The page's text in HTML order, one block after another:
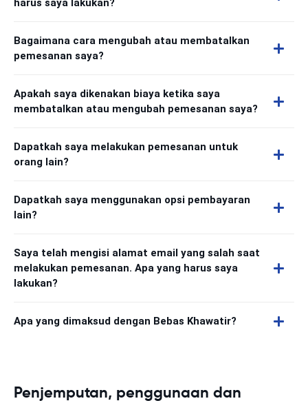
harus saya lakukan?
Bagaimana cara mengubah atau membatalkan
pemesanan saya?
Apakah saya dikenakan biaya ketika saya
membatalkan atau mengubah pemesanan saya?
Dapatkah saya melakukan pemesanan untuk
orang lain?
Dapatkah saya menggunakan opsi pembayaran
lain?
Saya telah mengisi alamat email yang salah saat
melakukan pemesanan. Apa yang harus saya
lakukan?
Apa yang dimaksud dengan Bebas Khawatir?
Penjemputan, penggunaan dan